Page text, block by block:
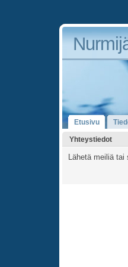
Etusivu
Yhteystiedot
Lähetä meiliä tai